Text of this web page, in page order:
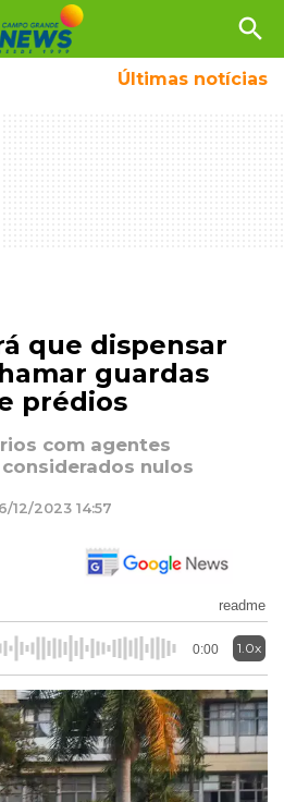
search
Últimas notícias
que dispensar
guardas
prédios
com agentes
nulos
12/2023 14:57
readme
0:00 1.0x